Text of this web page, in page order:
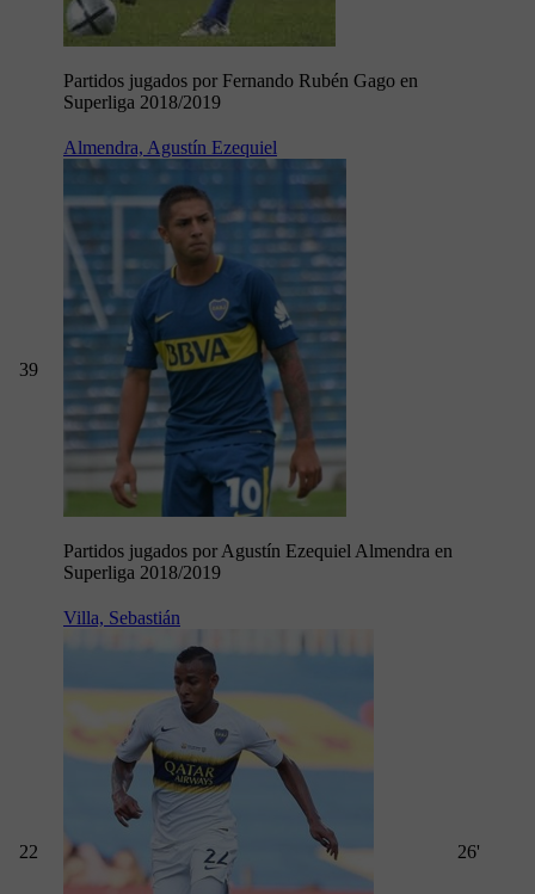
Partidos jugados por Fernando Rubén Gago en
Superliga 2018/2019
39
Almendra, Agustín Ezequiel
Partidos jugados por Agustín Ezequiel Almendra en
Superliga 2018/2019
22
Villa, Sebastián
26'